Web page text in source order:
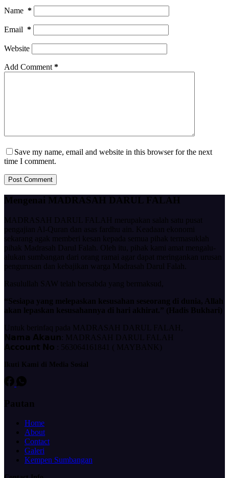
Name *
Email *
Website
Add Comment *
Save my name, email and website in this browser for the next
time I comment.
Post Comment
Mengenai MADRASAH DARUL FALAH
MADRASAH DARUL FALAH merupakan salah satu pusat
pengajian Al-Quran dan asas fardhu ain. Keadaan ekonomi
sekarang agak memberi kesan kepada semua pihak termasuklah
pihak Madrasah Darul Falah. Oleh itu, pihak kami amat mengalu-
alukan sumbangan dari orang ramai agar dapat meringankan urusan
pengurusan dan kebajikan warga Madrasah Darul Falah.
Rasulullah SAW telah bersabda yang bermaksud,
“Sesiapa yang melepaskan kesusahan seseorang di dunia, Allah
akan lepaskan kesusahannya di hari akhirat.” (Hadis Bukhari)
Untuk berinfaq pada MADRASAH DARUL FALAH,
𝗡𝗮𝗺𝗮 𝗔𝗸𝗮𝘂𝗻: MADRASAH DARUL FALAH
𝗔𝗰𝗰𝗼𝘂𝗻𝘁 𝗡𝗼 : 563064161841 ( MAYBANK)
Ikuti Kami di Media Sosial
Pautan
Home
About
Contact
Galeri
Kempen Sumbangan